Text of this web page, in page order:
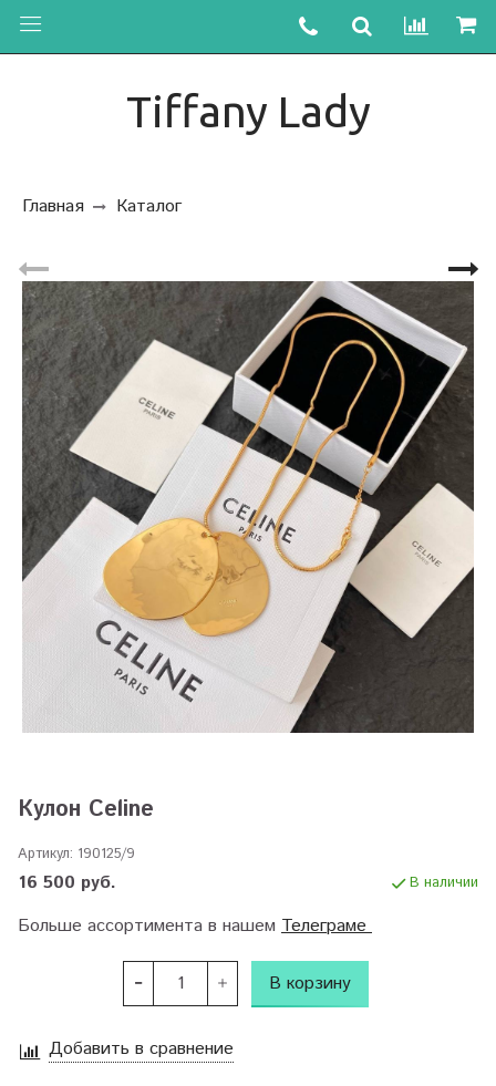
Tiffany Lady
Главная Каталог
Кулон Celine
Артикул: 190125/9
16 500 руб. В наличии
Больше ассортимента в нашем Телеграме
В корзину
Добавить в сравнение